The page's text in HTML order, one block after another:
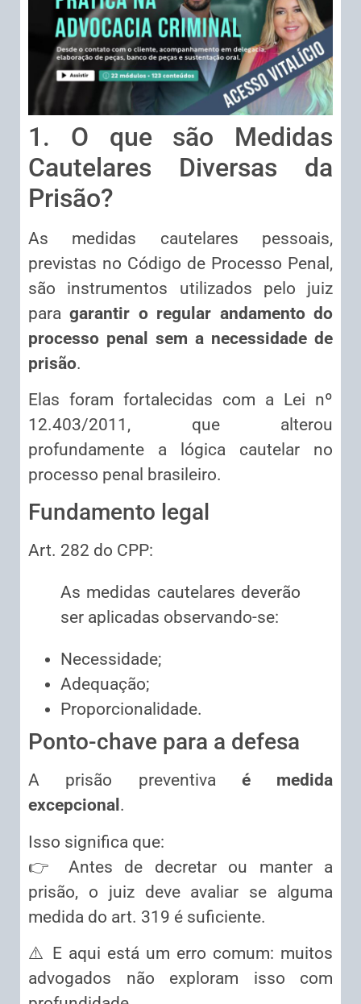
1. O que são Medidas
Cautelares Diversas da
Prisão?
As medidas cautelares pessoais,
previstas no Código de Processo Penal,
são instrumentos utilizados pelo juiz
paragarantir o regular andamento do
processo penal sem a necessidade de
prisão.
Elas foram fortalecidas com a Lei nº
12.403/2011, que alterou
profundamente a lógica cautelar no
processo penal brasileiro.
Fundamento legal
Art. 282 do CPP:
As medidas cautelares deverão
ser aplicadas observando-se:
Necessidade;
Adequação;
Proporcionalidade.
Ponto-chave para a defesa
A prisão preventiva é medida
excepcional .
Isso significa que:
👉 Antes de decretar ou manter a
prisão, o juiz deve avaliar se alguma
medida do art. 319 é suficiente.
⚠️ E aqui está um erro comum: muitos
advogados não exploram isso com